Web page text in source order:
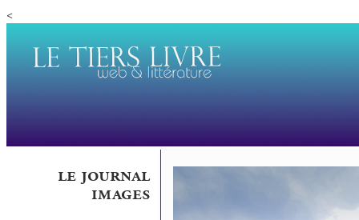
<
le journal
images